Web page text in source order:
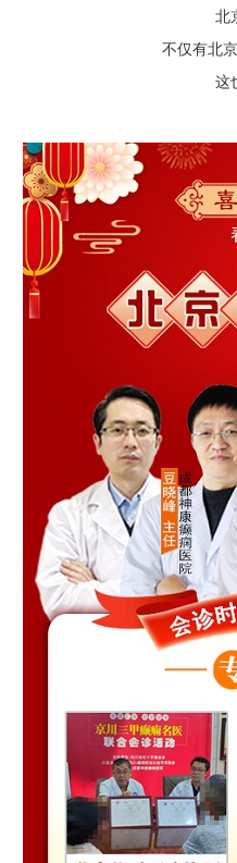
北
不仅有北
这